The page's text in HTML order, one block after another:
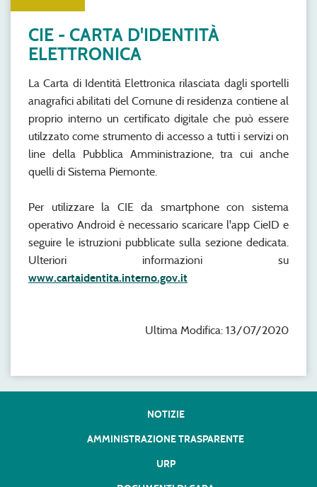
CIE - CARTA D'IDENTITÀ
ELETTRONICA
La Carta di Identità Elettronica rilasciata dagli sportelli
anagrafici abilitati del Comune di residenza contiene al
proprio interno un certificato digitale che può essere
utilzzato come strumento di accesso a tutti i servizi on
line della Pubblica Amministrazione, tra cui anche
quelli di Sistema Piemonte.
Per utilizzare la CIE da smartphone con sistema
operativo Android è necessario scaricare l'app CieID e
seguire le istruzioni pubblicate sulla sezione dedicata.
Ulteriori informazioni su
www.cartaidentita.interno.gov.it
Ultima Modifica: 13/07/2020
NOTIZIE
AMMINISTRAZIONE TRASPARENTE
URP